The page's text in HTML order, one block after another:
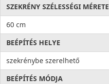
SZEKRÉNY SZÉLESSÉGI MÉRETE
60 cm
BEÉPÍTÉS HELYE
szekrénybe szerelhető
BEÉPÍTÉS MÓDJA